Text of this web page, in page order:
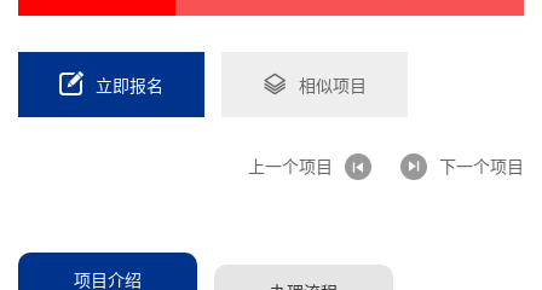
立即报名 相似项目
上一个项目 下一个项目
项目介绍